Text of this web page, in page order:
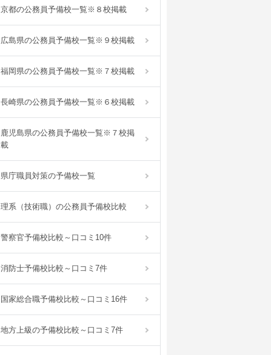
京都の公務員予備校一覧※８校掲載
広島県の公務員予備校一覧※９校掲載
福岡県の公務員予備校一覧※７校掲載
長崎県の公務員予備校一覧※６校掲載
鹿児島県の公務員予備校一覧※７校掲
載
県庁職員対策の予備校一覧
理系（技術職）の公務員予備校比較
警察官予備校比較～口コミ10件
消防士予備校比較～口コミ7件
国家総合職予備校比較～口コミ16件
地方上級の予備校比較～口コミ7件